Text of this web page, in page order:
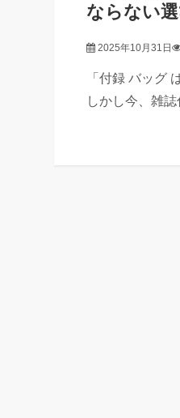
ならない
2025年10月31日
「付録 バッグ
しかし今、雑